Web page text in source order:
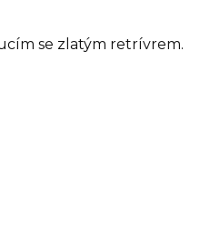
se zlatým retrívrem.